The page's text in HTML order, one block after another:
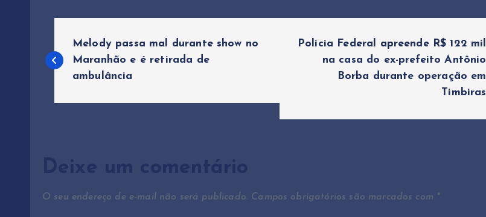
a
v
g
a
Melody passa mal durante show no
Maranhão e é retirada de
ambulância
Polícia Federal apreende R$ 122 mil
na casa do ex-prefeito Antônio
Borba durante operação em
Timbiras
Deixe um comentário
O seu endereço de e-mail não será publicado. Campos obrigatórios são marcados com *